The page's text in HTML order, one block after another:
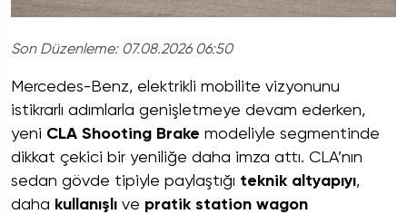
Son Düzenleme: 07.08.2026 06:50
Mercedes-Benz, elektrikli mobilite vizyonunu
istikrarlı adımlarla genişletmeye devam ederken,
yeni CLA Shooting Brake modeliyle segmentinde
dikkat çekici bir yeniliğe daha imza attı. CLA’nın
sedan gövde tipiyle paylaştığı teknik altyapıyı,
daha kullanışlı ve pratik station wagon